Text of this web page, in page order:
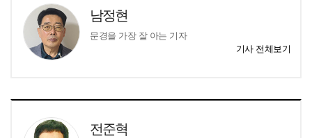
남정현
문경을 가장 잘 아는 기자
기사 전체보기
전준혁